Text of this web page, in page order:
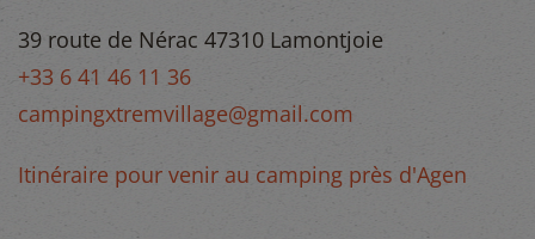
39 route de Nérac 47310 Lamontjoie
+33 6 41 46 11 36
campingxtremvillage@gmail.com
Itinéraire pour venir au camping près d'Agen